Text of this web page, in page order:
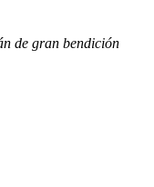
de gran bendición